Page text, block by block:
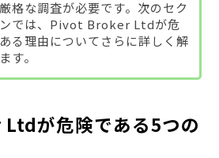
格な調査が必要です。次のセク
では、Pivot Broker Ltdが危
る理由についてさらに詳しく解
す。
が危険である5つの